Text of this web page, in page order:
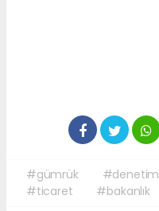
#gümrük #denetim
#ticaret
#bakanlık